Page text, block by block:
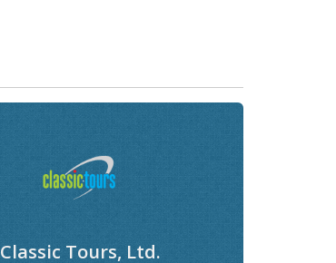
Classic Tours, Ltd.